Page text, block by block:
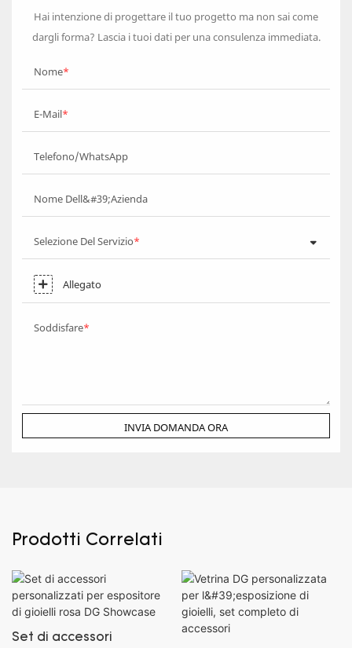
Hai intenzione di progettare il tuo progetto ma non sai come
dargli forma? Lascia i tuoi dati per una consulenza immediata.
Nome
E-Mail
Telefono/WhatsApp
Nome Dell&#39;azienda
Selezione Del Servizio
Allegato
Soddisfare
INVIA DOMANDA ORA
Prodotti Correlati
Set di accessori